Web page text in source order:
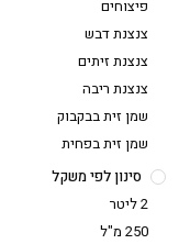
פיצוחים
צנצנת דבש
צנצנת זיתים
צנצנת ריבה
שמן זית בבקבוק
שמן זית בפחית
סינון לפי משקל
2 ליטר
250 מ"ל